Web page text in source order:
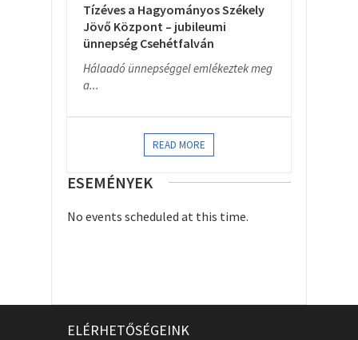
Tízéves a Hagyományos Székely
Jövő Központ – jubileumi
ünnepség Csehétfalván
Hálaadó ünnepséggel emlékeztek meg
a...
READ MORE
ESEMÉNYEK
No events scheduled at this time.
ELÉRHETŐSÉGEINK